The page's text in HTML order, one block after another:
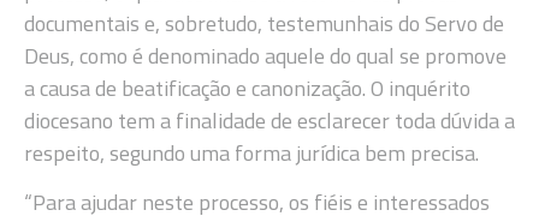
documentais e, sobretudo, testemunhais do Servo de
Deus, como é denominado aquele do qual se promove
a causa de beatificação e canonização. O inquérito
diocesano tem a finalidade de esclarecer toda dúvida a
respeito, segundo uma forma jurídica bem precisa.
“Para ajudar neste processo, os fiéis e interessados